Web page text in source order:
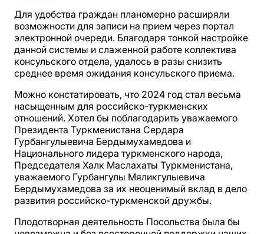
Для удобства граждан планомерно расширяли
возможности для записи на прием через портал
электронной очереди. Благодаря тонкой настройке
данной системы и слаженной работе коллектива
консульского отдела, удалось в разы снизить
среднее время ожидания консульского приема.
Можно констатировать, что 2024 год стал весьма
насыщенным для российско-туркменских
отношений. Хотел бы поблагодарить уважаемого
Президента Туркменистана Сердара
Гурбангулыевича Бердымухамедова и
Национального лидера туркменского народа,
Председателя Халк Маслахаты Туркменистана,
уважаемого Гурбангулы Мяликгулыевича
Бердымухамедова за их неоценимый вклад в дело
развития российско-туркменской дружбы.
Плодотворная деятельность Посольства была бы